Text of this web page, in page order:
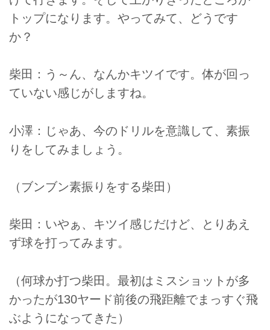
トップになります。やってみて、どうです
か？
柴田：う～ん、なんかキツイです。体が回っ
ていない感じがしますね。
小澤：じゃあ、今のドリルを意識して、素振
りをしてみましょう。
（ブンブン素振りをする柴田）
柴田：いやぁ、キツイ感じだけど、とりあえ
ず球を打ってみます。
（何球か打つ柴田。最初はミスショットが多
かったが130ヤード前後の飛距離でまっすぐ飛
ぶようになってきた）